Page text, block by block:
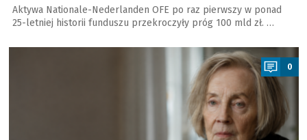
Aktywa Nationale-Nederlanden OFE po raz pierwszy w ponad
25-letniej historii funduszu przekroczyły próg 100 mld zł. …
a
0